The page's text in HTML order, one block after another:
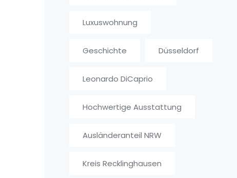
Luxuswohnung
Geschichte Düsseldorf
Leonardo DiCaprio
Hochwertige Ausstattung
Ausländeranteil NRW
Kreis Recklinghausen